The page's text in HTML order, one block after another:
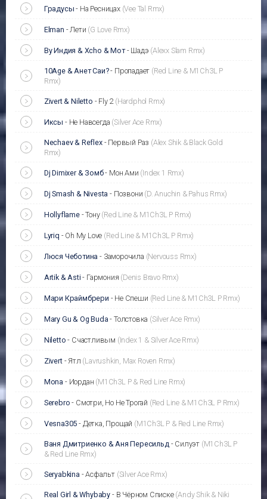
Градусы - На Ресницах (Vee Tal Rmx)
Elman -Лети (G Love Rmx)
By Индия & Xcho & Мот- Шадэ (Alexx Slam Rmx)
10Age & Анет Саи?- Пропадает (Red Line & M1Ch3L P
Rmx)
Zivert & Niletto - Fly 2 (Hardphol Rmx)
Иксы - Не Навсегда (Silver Ace Rmx)
Nechaev & Reflex- Первый Раз (Alex Shik & Black Gold
Rmx)
Dj Dimixer & Зомб- Мон Ами (Index 1 Rmx)
Dj Smash & Nivesta - Позвони (D. Anuchin & Pahus Rmx)
Hollyflame-Тону (Red Line & M1Ch3L P Rmx)
Lyriq - Oh My Love (Red Line & M1Ch3L P Rmx)
Люся Чеботина - Заморочила (Nervouss Rmx)
Artik & Asti - Гармония (Denis Bravo Rmx)
Мари Краймбрери - Не Спеши (Red Line & M1Ch3L P Rmx)
Mary Gu & Og Buda - Толстовка (Silver Ace Rmx)
Niletto - Счастливым (Index 1 & Silver Ace Rmx)
Zivert- Ятл (Lavrushkin, Max Roven Rmx)
Mona - Иордан (M1Ch3L P & Red Line Rmx)
Serebro - Смотри, Но Не Трогай (Red Line & M1Ch3L P Rmx)
Vesna305 - Детка, Прощай (M1Ch3L P & Red Line Rmx)
Ваня Дмитриенко & Аня Пересильд- Силуэт (M1Ch3L P
& Red Line Rmx)
Seryabkina -Асфальт (Silver Ace Rmx)
Real Girl & Whybaby - В Чёрном Списке (Andy Shik & Niki